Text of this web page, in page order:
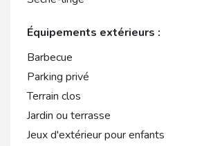
Équipements extérieurs :
Barbecue
Parking privé
Terrain clos
Jardin ou terrasse
Jeux d'extérieur pour enfants